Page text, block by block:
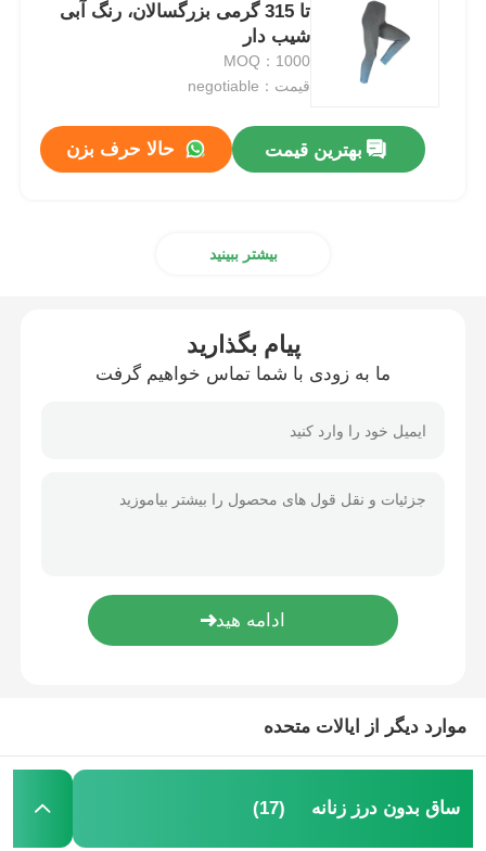
محصولات
دربارهی ما
تا 315 گرمی بزرگسالان، رنگ آبی
شیب دار
MOQ：1000
قیمت：negotiable
بهترین قیمت حالا حرف بزن
بیشتر ببینید
پیام بگذارید
ما به زودی با شما تماس خواهیم گرفت
موارد دیگر از ایالات متحده
ساق بدون درز زنانه (17)